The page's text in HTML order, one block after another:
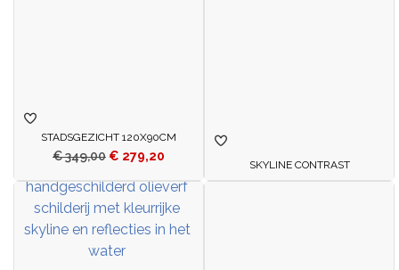
STADSGEZICHT 120X90CM
€349,00 € 279,20
SKYLINE CONTRAST